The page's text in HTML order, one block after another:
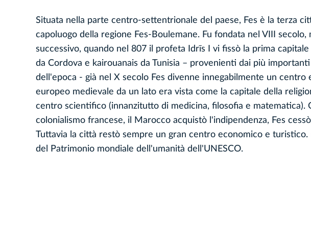
Situata nella parte centro-settentrionale del paese, Fes è la terza
capoluogo della regione Fes-Boulemane. Fu fondata nel VIII
successivo, quando nel 807 il profeta Idrīs I vi fissò la prima
da Cordova e kairouanais da Tunisia – provenienti dai più
dell'epoca - già nel X secolo Fes divenne innegabilmente un
europeo medievale da un lato era vista come la capitale della
centro scientifico (innanzitutto di medicina, filosofia e matematica).
colonialismo francese, il Marocco acquistò l'indipendenza, Fes
Tuttavia la città restò sempre un gran centro economico e
del Patrimonio mondiale dell'umanità dell'UNESCO.